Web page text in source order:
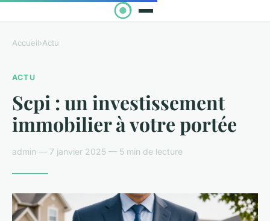
Accueil›Actu
ACTU
Scpi : un investissement
immobilier à votre portée
admin — 7 janvier 2025 — 5 min de lecture